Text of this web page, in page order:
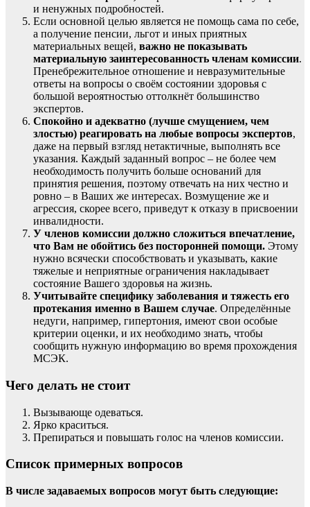
и ненужных подробностей.
Если основной целью является не помощь сама по себе,
а получение пенсии, льгот и иных приятных
материальных вещей, важно не показывать
материальную заинтересованность членам комиссии.
Пренебрежительное отношение и невразумительные
ответы на вопросы о своём состоянии здоровья с
большой вероятностью оттолкнёт большинство
экспертов.
Спокойно и адекватно (лучше смущением, чем
злостью) реагировать на любые вопросы экспертов,
даже на первый взгляд нетактичные, выполнять все
указания. Каждый заданный вопрос – не более чем
необходимость получить больше оснований для
принятия решения, поэтому отвечать на них честно и
ровно – в Ваших же интересах. Возмущение же и
агрессия, скорее всего, приведут к отказу в присвоении
инвалидности.
У членов комиссии должно сложиться впечатление,
что Вам не обойтись без посторонней помощи. Этому
нужно всячески способствовать и указывать, какие
тяжелые и неприятные ограничения накладывает
состояние Вашего здоровья на жизнь.
Учитывайте специфику заболевания и тяжесть его
протекания именно в Вашем случае. Определённые
недуги, например, гипертония, имеют свои особые
критерии оценки, и их необходимо знать, чтобы
сообщить нужную информацию во время прохождения
МСЭК.
Чего делать не стоит
Вызывающе одеваться.
Ярко краситься.
Препираться и повышать голос на членов комиссии.
Список примерных вопросов
В числе задаваемых вопросов могут быть следующие: